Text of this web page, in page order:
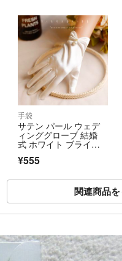
手袋
サテン パール ウェデ
ィンググローブ 結婚
式 ホワイト ブライダ
¥555
関連商品